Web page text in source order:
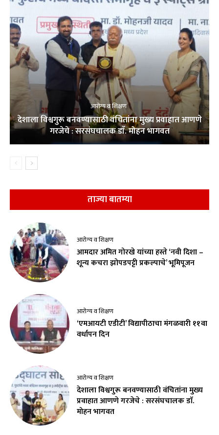
आरोग्य व शिक्षण
देशाला विश्वगुरू बनवण्यासाठी वंचितांना मुख्य प्रवाहात आणणे
गरजेचे : सरसंघचालक डाॅ. मोहन भागवत
ताज्या बातम्या
आरोग्य व शिक्षण
आमदार अमित गोरखे यांच्या हस्ते ‘नवी दिशा –
शून्य कचरा झोपडपट्टी प्रकल्पाचे’ भूमिपूजन
आरोग्य व शिक्षण
‘एमआयटी एडीटी’ विद्यापीठाचा मंगळवारी ११वा
वर्धापन दिन
आरोग्य व शिक्षण
देशाला विश्वगुरू बनवण्यासाठी वंचितांना मुख्य
प्रवाहात आणणे गरजेचे : सरसंघचालक डाॅ.
मोहन भागवत